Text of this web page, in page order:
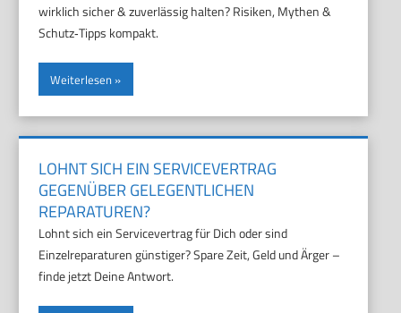
wirklich sicher & zuverlässig halten? Risiken, Mythen &
Schutz‑Tipps kompakt.
Weiterlesen
LOHNT SICH EIN SERVICEVERTRAG
GEGENÜBER GELEGENTLICHEN
REPARATUREN?
Lohnt sich ein Servicevertrag für Dich oder sind
Einzelreparaturen günstiger? Spare Zeit, Geld und Ärger –
finde jetzt Deine Antwort.